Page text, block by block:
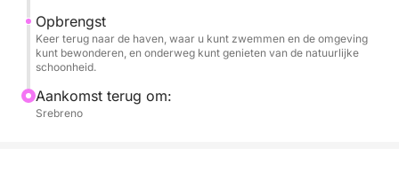
eeuwenoude eilanden de kristalheldere horizon
ontmoeten.
Opbrengst
Keer terug naar de haven, waar u kunt zwemmen en de omgeving
kunt bewonderen, en onderweg kunt genieten van de natuurlijke
schoonheid.
Aankomst terug om:
Srebreno